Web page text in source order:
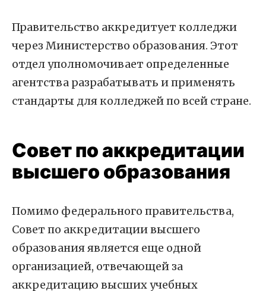
Правительство аккредитует колледжи
через Министерство образования. Этот
отдел уполномочивает определенные
агентства разрабатывать и применять
стандарты для колледжей по всей стране.
Совет по аккредитации
высшего образования
Помимо федерального правительства,
Совет по аккредитации высшего
образования является еще одной
организацией, отвечающей за
аккредитацию высших учебных